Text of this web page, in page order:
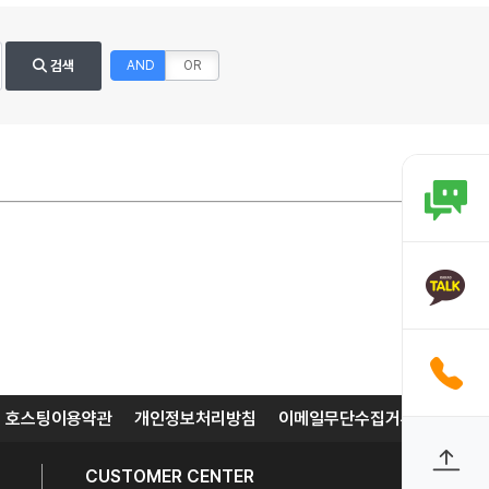
검색 AND OR
호스팅이용약관 개인정보처리방침 이메일무단수집거부
CUSTOMER CENTER